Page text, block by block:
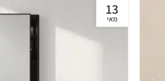
13
מאי